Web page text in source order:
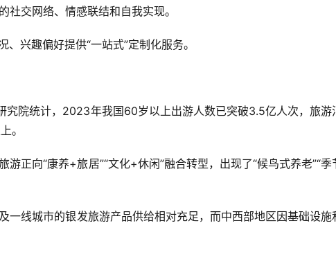
社交网络、情感联结和自我实现。
兴趣偏好提供“一站式”定制化服务。
究院统计，2023年我国60岁以上出游人数已突破3.5亿人次，旅游
。
正向“康养+旅居”“文化+休闲”融合转型，出现了“候鸟式养老”“季
线城市的银发旅游产品供给相对充足，而中西部地区因基础设施